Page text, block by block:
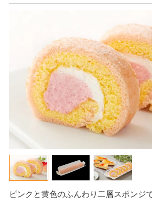
ピンクと黄色のふんわり二層スポンジ